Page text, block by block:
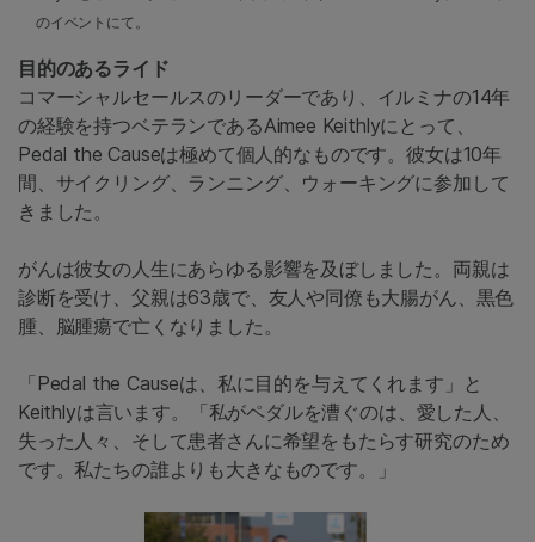
のイベントにて。
目的のあるライド
コマーシャルセールスのリーダーであり、イルミナの14年
の経験を持つベテランであるAimee Keithlyにとって、
Pedal the Causeは極めて個人的なものです。彼女は10年
間、サイクリング、ランニング、ウォーキングに参加して
きました。
がんは彼女の人生にあらゆる影響を及ぼしました。両親は
診断を受け、父親は63歳で、友人や同僚も大腸がん、黒色
腫、脳腫瘍で亡くなりました。
「Pedal the Causeは、私に目的を与えてくれます」と
Keithlyは言います。「私がペダルを漕ぐのは、愛した人、
失った人々、そして患者さんに希望をもたらす研究のため
です。私たちの誰よりも大きなものです。」